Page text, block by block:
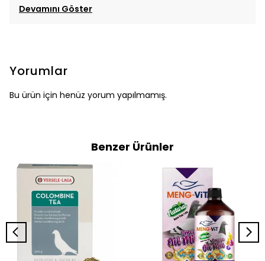
Devamını Göster
Yorumlar
Bu ürün için henüz yorum yapılmamış.
Benzer Ürünler